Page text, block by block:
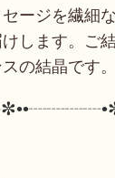
ージを繊細
します。ご
の結晶です